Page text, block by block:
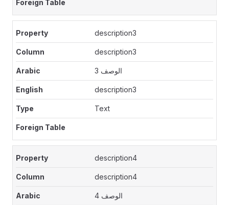
description3
description3
الوصف 3
description3
Text
description4
description4
الوصف 4